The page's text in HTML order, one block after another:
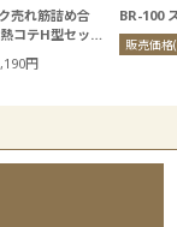
売れ筋詰め合
コテH型セッ
円
BR-100
販売価格